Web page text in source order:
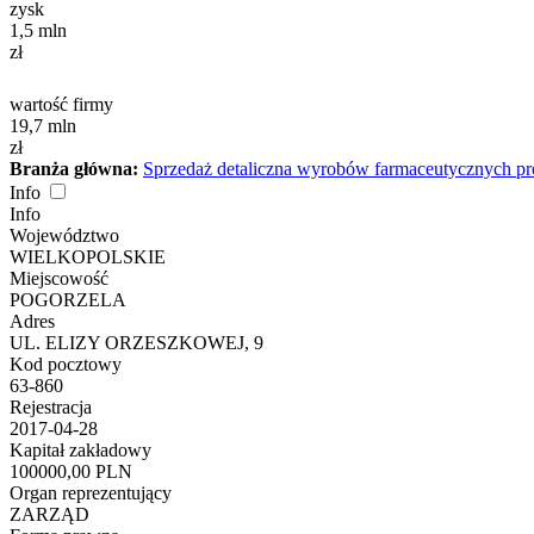
zysk
1,5 mln
zł
wartość firmy
19,7 mln
zł
Branża główna: Sprzedaż detaliczna wyrobów farmaceutycznych
Info
Info
Województwo
WIELKOPOLSKIE
Miejscowość
POGORZELA
Adres
UL. ELIZY ORZESZKOWEJ, 9
Kod pocztowy
63-860
Rejestracja
2017-04-28
Kapitał zakładowy
100000,00 PLN
Organ reprezentujący
ZARZĄD